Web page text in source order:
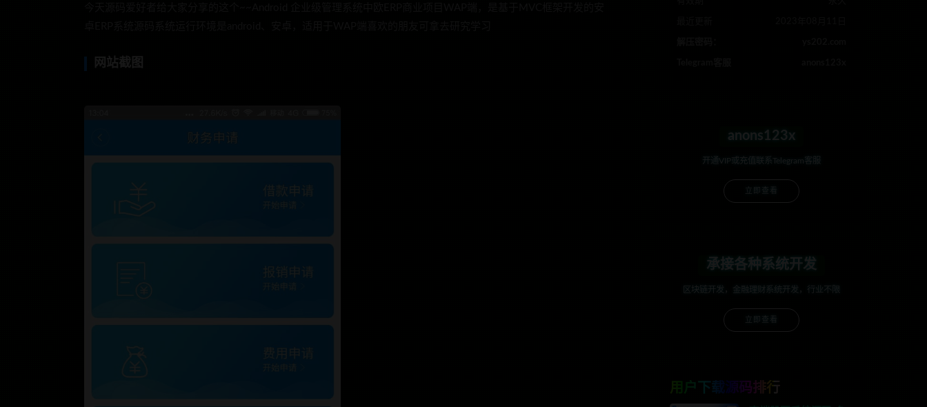
anons123x
开通VIP或充值联系Telegram客服
立即查看
承接各种系统开发
区块链开发，金融理财系统开发，行业不限
立即查看
用户下载源码排行